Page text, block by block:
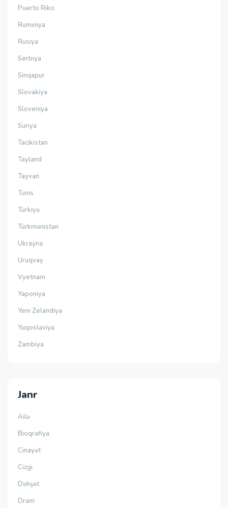
Puerto Riko
Rumıniya
Rusiya
Serbiya
Sinqapur
Slovakiya
Sloveniya
Suriya
Tacikistan
Tayland
Tayvan
Tunis
Türkiyə
Türkmənistan
Ukrayna
Uruqvay
Vyetnam
Yaponiya
Yeni Zelandiya
Yuqoslaviya
Zambiya
Janr
Ailə
Bioqrafiya
Cinayət
Cizgi
Dəhşət
Dram